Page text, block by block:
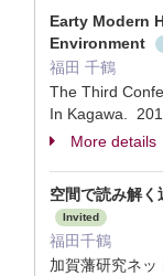
Earty Modern
Environment
福田 千鶴
The Third
In Kagawa.
More details
空間で読み解
Invited
福田千鶴
加賀藩研究ネ